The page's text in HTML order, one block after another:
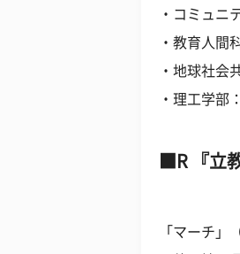
・コミュニ
・教育人間
・地球社会
・理工学部
R 『立
「マーチ」